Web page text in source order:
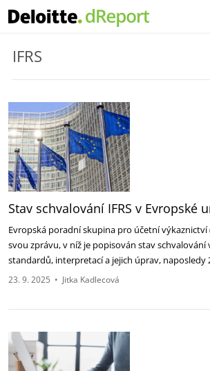
IFRS
Stav schvalování IFRS v Evropské
Evropská poradní skupina pro účetní výkaznictví
svou zprávu, v níž je ‎popisován stav schvalování
standardů, interpretací a jejich úprav, naposledy
23. 9. 2025 • Jitka Kadlecová